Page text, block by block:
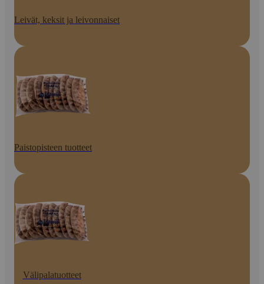
Leivät, keksit ja leivonnaiset
Paistopisteen tuotteet
Välipalatuotteet